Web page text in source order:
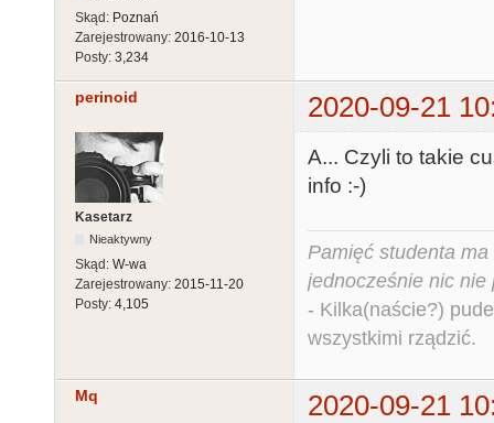
Skąd: Poznań
Zarejestrowany: 2016-10-13
Posty: 3,234
perinoid 2020-09-21
Kasetarz
Nieaktywny
Skąd: W-wa
Zarejestrowany: 2015-11-20
Posty: 4,105
A... Czyli to takie
info :-)
Pamięć studenta
jednocześnie nic nie
- Kilka(naście?)
wszystkimi rządzić.
Mq 2020-09-21